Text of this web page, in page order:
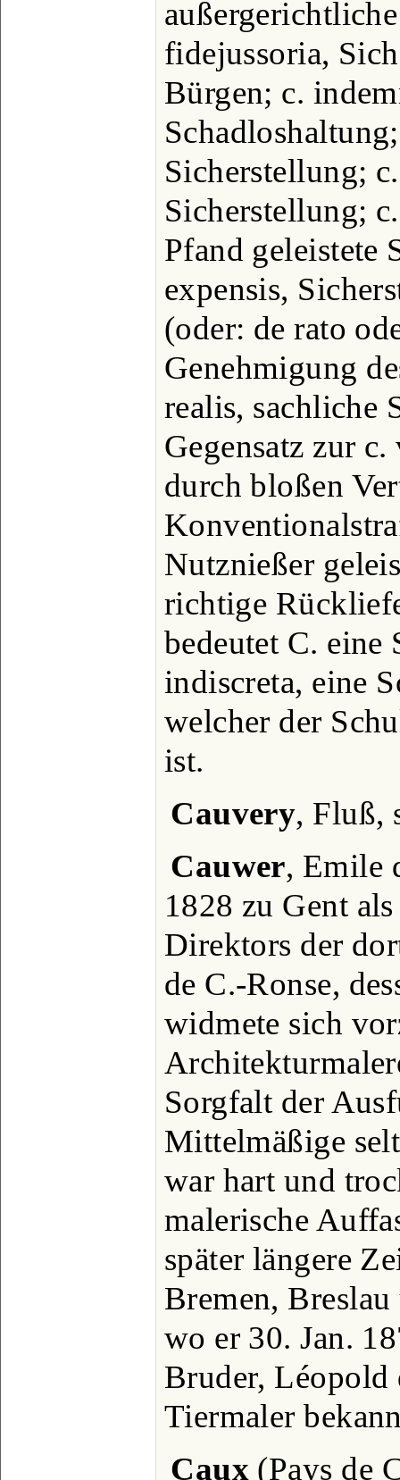
fidejussoria,
Bürgen; c.
Sicherstellung;
Sicherstellung;
Pfand geleistete
expensis,
(oder: de rato
Genehmigung
realis, sachliche
Gegensatz zur
durch bloßen
Nutznießer
richtige
bedeutet C. eine
indiscreta, eine
welcher der
ist.
Cauvery, Fluß,
Cauwer, Emile
1828 zu Gent
Direktors der
de C.-Ronse,
widmete sich
Sorgfalt der
Mittelmäßige
war hart und
malerische
später längere
Bremen,
wo er 30. Jan.
Bruder, Léopold
Tiermaler
Caux (Pays de